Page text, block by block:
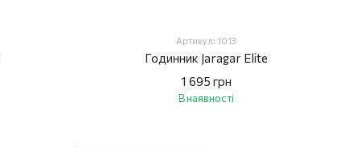
Артикул: 1013
Годинник Jaragar Elite
1 695 грн
В наявності